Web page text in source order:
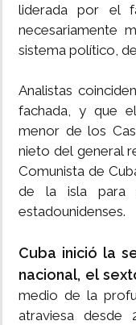
liderada por el
necesariamente
sistema político,
Analistas
fachada, y que
menor de los
nieto del general
Comunista de
de la isla para
estadounidenses.
Cuba inició la
nacional, el
medio de la
atraviesa desde